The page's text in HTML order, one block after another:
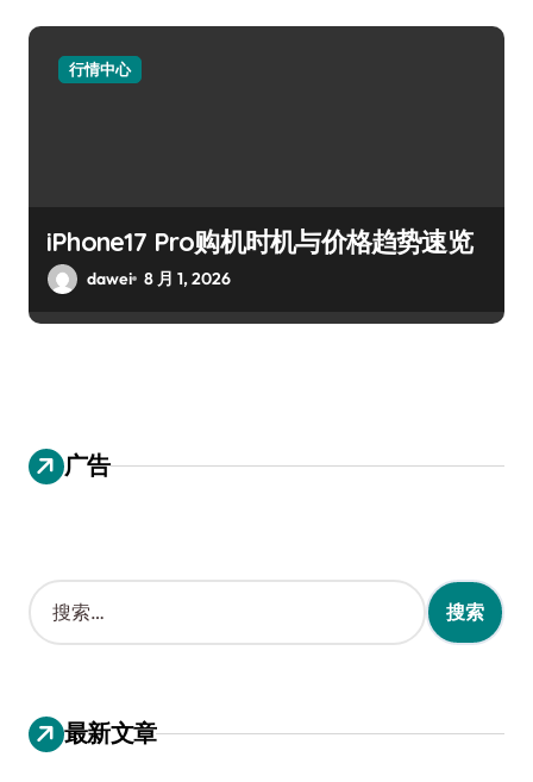
行情中心
iPhone17 Pro购机时机与价格趋势速览
dawei 8 月 1, 2026
广告
搜
索
：
最新文章